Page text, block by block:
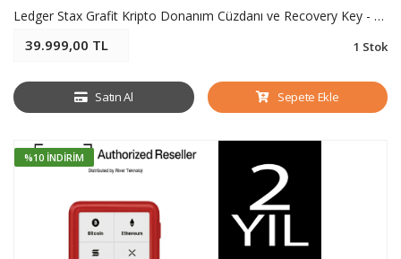
Ledger Stax Grafit Kripto Donanım Cüzdanı ve Recovery Key - Soğuk Cüzdan
39.999,00 TL 1 Stok
Satın Al Sepete Ekle
%10 İNDIRIM